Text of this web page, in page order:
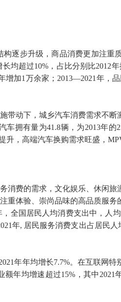
逐步升级，商品消费更加注重
均超过10%，占比分别比2012
加1万余家；2013—2021年，
动下，城乡汽车消费需求不断
拥有量为41.8辆，为2013年
，高端汽车换购需求旺盛，
费的需求，文化娱乐、休闲
体验、崇尚品味的高品质服
全国居民人均消费支出中，人
年, 居民服务消费支出占居民
年年均增长7.7%。在互联网
年均增速超过15%，其中2021